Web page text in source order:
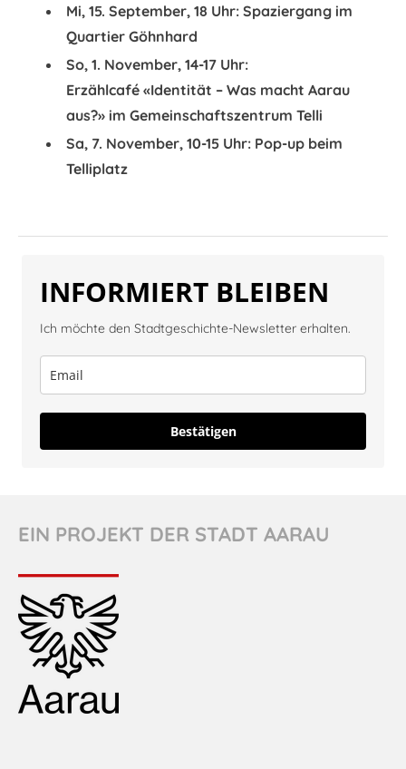
Mi, 15. September, 18 Uhr: Spaziergang im
Quartier Göhnhard
So, 1. November, 14-17 Uhr:
Erzählcafé «Identität – Was macht Aarau
aus?» im Gemeinschaftszentrum Telli
Sa, 7. November, 10-15 Uhr: Pop-up beim
Telliplatz
INFORMIERT BLEIBEN
Ich möchte den Stadtgeschichte-Newsletter erhalten.
Bestätigen
EIN PROJEKT DER STADT AARAU